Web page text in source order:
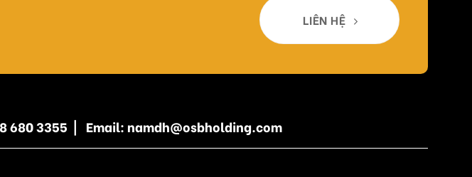
LIÊN HỆ
3355 | Email: namdh@osbholding.com